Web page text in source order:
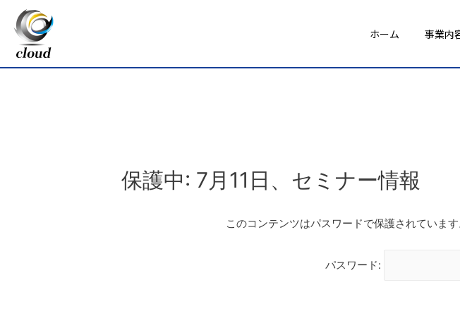
ホーム 事業内
保護中: 7月11日、セミナー情報
このコンテンツはパスワードで保護されていま
パスワード: